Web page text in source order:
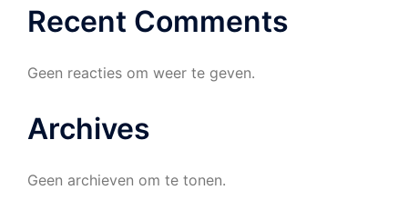
Recent Comments
Geen reacties om weer te geven.
Archives
Geen archieven om te tonen.